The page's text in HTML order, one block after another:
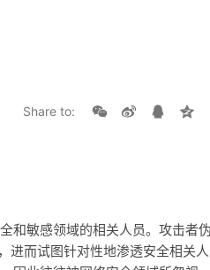
Share to:
和敏感领域的相关人员。攻击者
进而试图针对性地渗透安全相关